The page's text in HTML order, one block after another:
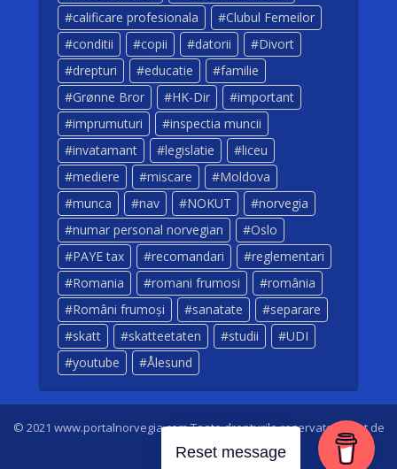
calificare profesionala
Clubul Femeilor
conditii
copii datorii
Divort
drepturi
educatie
familie
Grønne Bror
HK-Dir
important
imprumuturi
inspectia muncii
invatamant
legislatie
liceu
mediere
miscare
Moldova
munca
nav NOKUT
norvegia
numar personal norvegian
Oslo
PAYE tax
recomandari
reglementari
Romania
romani frumosi
românia
Români frumoși
sanatate
separare
skatt
skatteetaten studii
UDI
youtube
Ålesund
© 2021 www.portalnorvegia.com Toate drepturile rezervate. Creat de
Dan Sarbei
Reset message